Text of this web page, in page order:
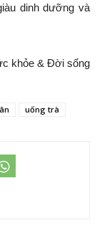
dinh dưỡng và
khỏe & Đời sống
uống trà